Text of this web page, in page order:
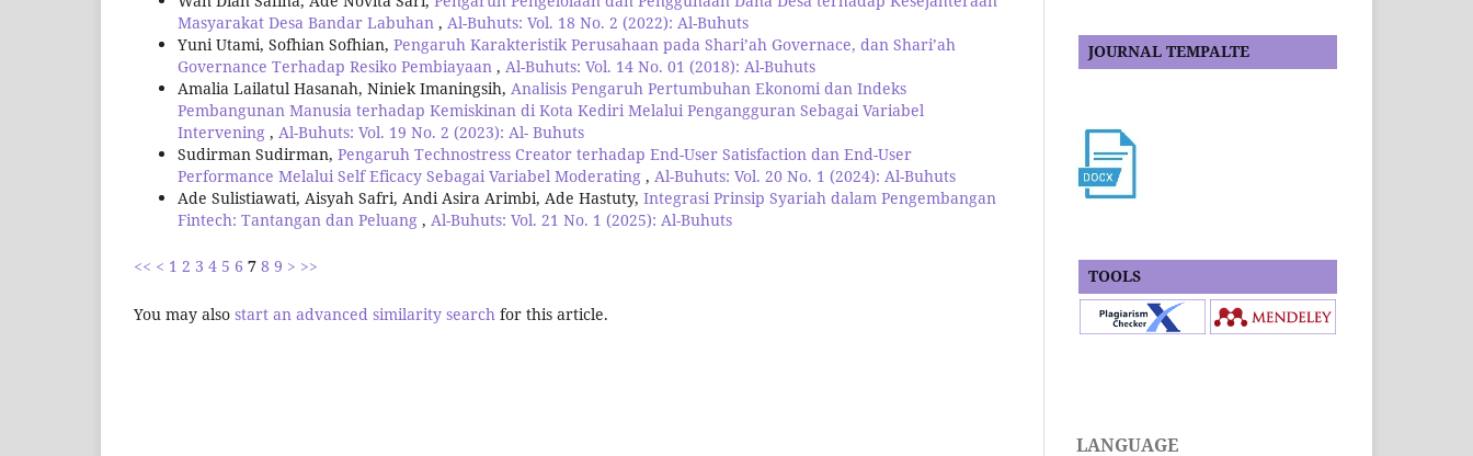
Masyarakat Desa Bandar Labuhan , Al-Buhuts: Vol. 18 No. 2 (2022): Al-Buhuts
Yuni Utami, Sofhian Sofhian, Pengaruh Karakteristik Perusahaan pada Shari’ah Governace, dan Shari’ah
Governance Terhadap Resiko Pembiayaan , Al-Buhuts: Vol. 14 No. 01 (2018): Al-Buhuts
Amalia Lailatul Hasanah, Niniek Imaningsih, Analisis Pengaruh Pertumbuhan Ekonomi dan Indeks
Pembangunan Manusia terhadap Kemiskinan di Kota Kediri Melalui Pengangguran Sebagai Variabel
Intervening , Al-Buhuts: Vol. 19 No. 2 (2023): Al- Buhuts
Sudirman Sudirman, Pengaruh Technostress Creator terhadap End-User Satisfaction dan End-User
Performance Melalui Self Eficacy Sebagai Variabel Moderating , Al-Buhuts: Vol. 20 No. 1 (2024): Al-Buhuts
Ade Sulistiawati, Aisyah Safri, Andi Asira Arimbi, Ade Hastuty, Integrasi Prinsip Syariah dalam Pengembangan
Fintech: Tantangan dan Peluang , Al-Buhuts: Vol. 21 No. 1 (2025): Al-Buhuts
<< < 1 2 3 4 5 6 7 8 9 > >>
You may also start an advanced similarity search for this article.
JOURNAL TEMPALTE
TOOLS
LANGUAGE